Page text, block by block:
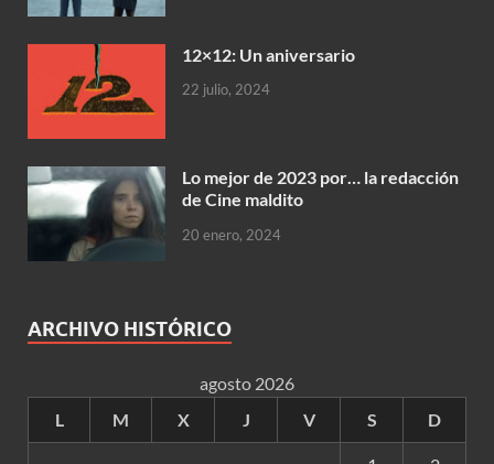
12×12: Un aniversario
22 julio, 2024
Lo mejor de 2023 por… la redacción
de Cine maldito
20 enero, 2024
ARCHIVO HISTÓRICO
agosto 2026
L
M X J V S D